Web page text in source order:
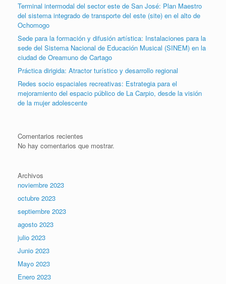
Terminal intermodal del sector este de San José: Plan Maestro
del sistema integrado de transporte del este (site) en el alto de
Ochomogo
Sede para la formación y difusión artística: Instalaciones para la
sede del Sistema Nacional de Educación Musical (SINEM) en la
ciudad de Oreamuno de Cartago
Práctica dirigida: Atractor turístico y desarrollo regional
Redes socio espaciales recreativas: Estrategia para el
mejoramiento del espacio público de La Carpio, desde la visión
de la mujer adolescente
Comentarios recientes
No hay comentarios que mostrar.
Archivos
noviembre 2023
octubre 2023
septiembre 2023
agosto 2023
julio 2023
Junio 2023
Mayo 2023
Enero 2023